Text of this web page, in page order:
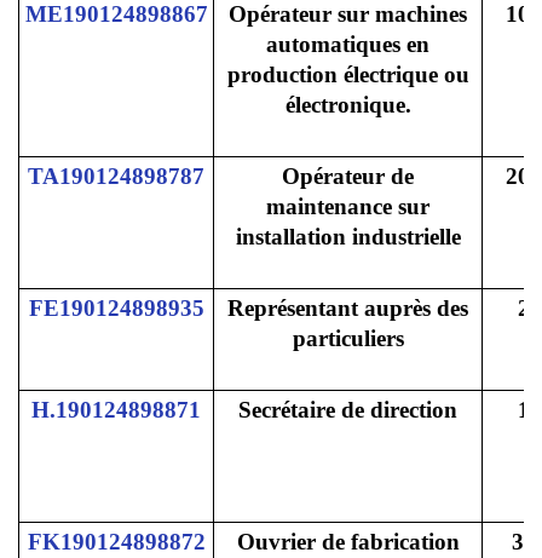
ME190124898867
Opérateur sur machines
automatiques en
production électrique ou
électronique.
100
TA190124898787
Opérateur de
maintenance sur
installation industrielle
200
FE190124898935
Représentant auprès des
particuliers
2
H.190124898871 Secrétaire de direction 1
FK190124898872
Ouvrier de fabrication
30